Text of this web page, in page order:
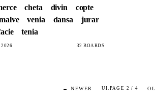
cheta divin
copte
venia dansa
jurar
tenia
2026 32 BOARDS
← NEWER UI.PAGE 2 / 4